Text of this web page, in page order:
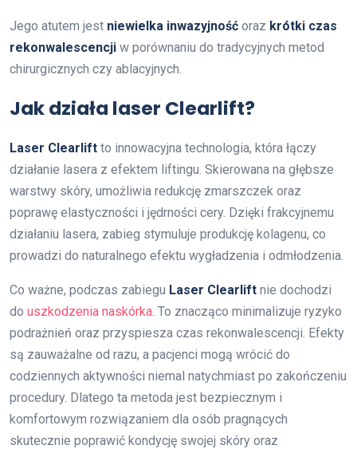
Jego atutem jest niewielka inwazyjność oraz krótki czas
rekonwalescencji w porównaniu do tradycyjnych metod
chirurgicznych czy ablacyjnych.
Jak działa laser Clearlift?
Laser Clearlift to innowacyjna technologia, która łączy
działanie lasera z efektem liftingu. Skierowana na głębsze
warstwy skóry, umożliwia redukcję zmarszczek oraz
poprawę elastyczności i jędrności cery. Dzięki frakcyjnemu
działaniu lasera, zabieg stymuluje produkcję kolagenu, co
prowadzi do naturalnego efektu wygładzenia i odmłodzenia.
Co ważne, podczas zabiegu Laser Clearlift nie dochodzi
do uszkodzenia naskórka . To znacząco minimalizuje ryzyko
podrażnień oraz przyspiesza czas rekonwalescencji. Efekty
są zauważalne od razu, a pacjenci mogą wrócić do
codziennych aktywności niemal natychmiast po zakończeniu
procedury. Dlatego ta metoda jest bezpiecznym i
komfortowym rozwiązaniem dla osób pragnących
skutecznie poprawić kondycję swojej skóry oraz